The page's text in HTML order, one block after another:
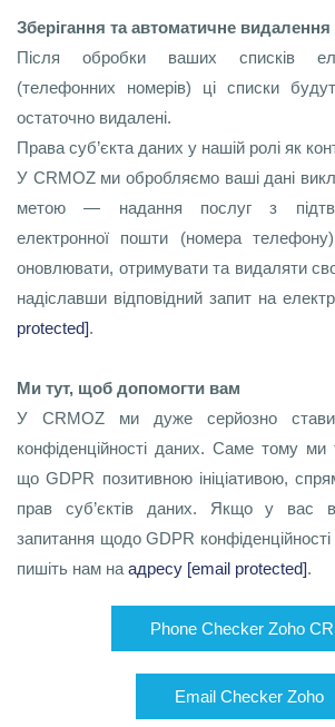
Зберігання та автоматичне
Після обробки ваших списків
(телефонних номерів) ці списки
остаточно видалені.
Права суб’єкта даних у нашій ролі як
У CRMOZ ми обробляємо ваші дані
метою — надання послуг з
електронної пошти (номера
оновлювати, отримувати та видаляти
надіславши відповідний запит на
protected].
Ми тут, щоб допомогти вам
У CRMOZ ми дуже серйозно
конфіденційності даних. Саме тому ми
що GDPR позитивною ініціативою,
прав суб’єктів даних. Якщо у вас
запитання щодо GDPR
пишіть нам на адресу [email protected].
Phone Checker Zoho
Email Checker Zoho